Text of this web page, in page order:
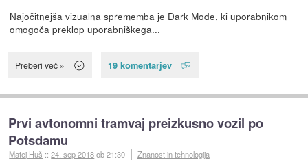
Najočitnejša vizualna sprememba je Dark Mode, ki uporabnikom
omogoča preklop uporabniškega...
Preberi več » 19 komentarjev
Prvi avtonomni tramvaj preizkusno vozil po
Potsdamu
Matej Huš ::24. sep 2018ob 21:30 Znanost in tehnologija